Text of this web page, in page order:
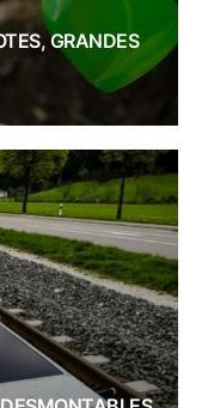
GRANDES